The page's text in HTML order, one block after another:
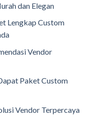
dan Elegan
Lengkap Custom
Vendor
Paket Custom
Vendor Terpercaya